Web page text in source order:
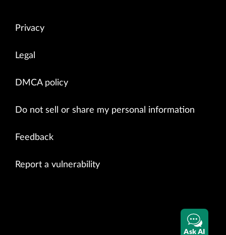
Privacy
Legal
DMCA policy
Do not sell or share my personal information
Feedback
Report a vulnerability
Ask AI